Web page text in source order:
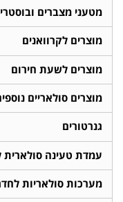
מטעני מצברים
מוצרים לקרוואנים
מוצרים לשעת חירום
מוצרים סולאריים
גנרטורים
עמדת טעינה סולארית
מערכות סולאריות